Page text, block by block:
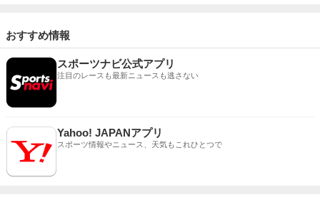
おすすめ情報
スポーツナビ公式アプリ
注目のレースも最新ニュースも逃さない
Yahoo! JAPANアプリ
スポーツ情報やニュース、天気もこれひとつで